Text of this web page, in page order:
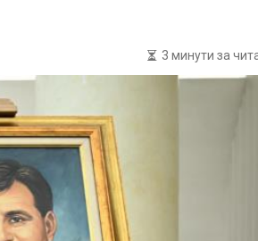
3 минути за